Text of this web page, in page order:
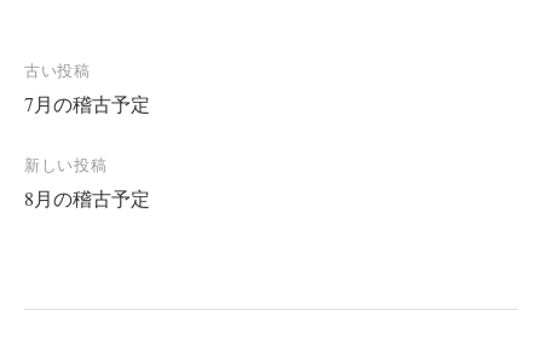
投
稿
ナ
ビ
ゲ
古い投稿
7月の稽古予定
新しい投稿
8月の稽古予定